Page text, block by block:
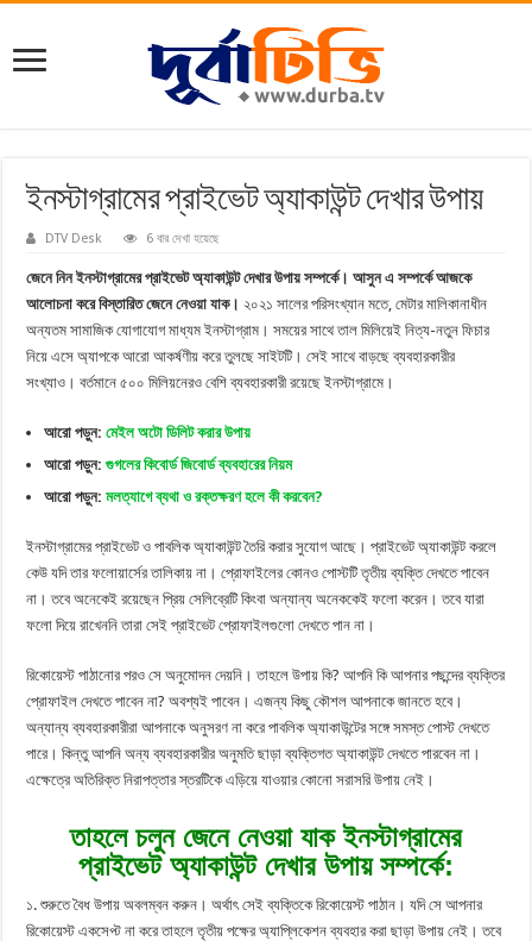
ইনস্টাগ্রামের প্রাইভেট অ্যাকাউন্ট দেখার উপায়
DTV Desk 6 বার দেখা হয়েছে
জেনে নিন ইনস্টাগ্রামের প্রাইভেট অ্যাকাউন্ট দেখার উপায় সম্পর্কে। আসুন এ সম্পর্কে আজকে
আলোচনা করে বিস্তারিত জেনে নেওয়া যাক। ২০২১ সালের পরিসংখ্যান মতে, মেটার মালিকানাধীন
অন্যতম সামাজিক যোগাযোগ মাধ্যম ইনস্টাগ্রাম। সময়ের সাথে তাল মিলিয়েই নিত্য-নতুন ফিচার
নিয়ে এসে অ্যাপকে আরো আকর্ষণীয় করে তুলছে সাইটটি। সেই সাথে বাড়ছে ব্যবহারকারীর
সংখ্যাও। বর্তমানে ৫০০ মিলিয়নেরও বেশি ব্যবহারকারী রয়েছে ইনস্টাগ্রামে।
আরো পড়ুন:মেইল অটো ডিলিট করার উপায়
আরো পড়ুন:গুগলের কিবোর্ড জিবোর্ড ব্যবহারের নিয়ম
আরো পড়ুন:মলত্যাগে ব্যথা ও রক্তক্ষরণ হলে কী করবেন?
ইনস্টাগ্রামের প্রাইভেট ও পাবলিক অ্যাকাউন্ট তৈরি করার সুযোগ আছে। প্রাইভেট অ্যাকাউন্ট করলে
কেউ যদি তার ফলোয়ার্সের তালিকায় না। প্রোফাইলের কোনও পোস্টটি তৃতীয় ব্যক্তি দেখতে পাবেন
না। তবে অনেকেই রয়েছেন প্রিয় সেলিব্রেটি কিংবা অন্যান্য অনেককেই ফলো করেন। তবে যারা
ফলো দিয়ে রাখেননি তারা সেই প্রাইভেট প্রোফাইলগুলো দেখতে পান না।
রিকোয়েস্ট পাঠানোর পরও সে অনুমোদন দেয়নি। তাহলে উপায় কি? আপনি কি আপনার পছন্দের ব্যক্তির
প্রোফাইল দেখতে পাবেন না? অবশ্যই পাবেন। এজন্য কিছু কৌশল আপনাকে জানতে হবে।
অন্যান্য ব্যবহারকারীরা আপনাকে অনুসরণ না করে পাবলিক অ্যাকাউন্টের সঙ্গে সমস্ত পোস্ট দেখতে
পারে। কিন্তু আপনি অন্য ব্যবহারকারীর অনুমতি ছাড়া ব্যক্তিগত অ্যাকাউন্ট দেখতে পারবেন না।
এক্ষেত্রে অতিরিক্ত নিরাপত্তার স্তরটিকে এড়িয়ে যাওয়ার কোনো সরাসরি উপায় নেই।
তাহলে চলুন জেনে নেওয়া যাক ইনস্টাগ্রামের
প্রাইভেট অ্যাকাউন্ট দেখার উপায় সম্পর্কে:
১. শুরুতে বৈধ উপায় অবলম্বন করুন। অর্থাৎ সেই ব্যক্তিকে রিকোয়েস্ট পাঠান। যদি সে আপনার
রিকোয়েস্ট একসেপ্ট না করে তাহলে তৃতীয় পক্ষের অ্যাপ্লিকেশন ব্যবহার করা ছাড়া উপায় নেই। তবে